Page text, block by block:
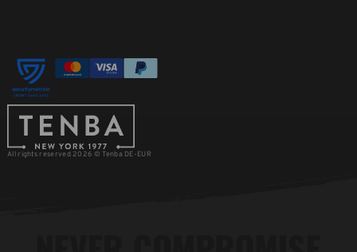
All rights reserved 2026 © Tenba DE-EUR